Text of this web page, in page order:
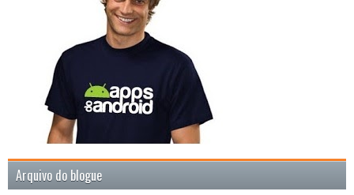
Arquivo do blogue